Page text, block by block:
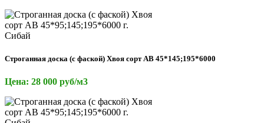
Строганная доска (с фаской) Хвоя сорт АВ 45*145;195*6000
Цена: 28 000 руб/м3